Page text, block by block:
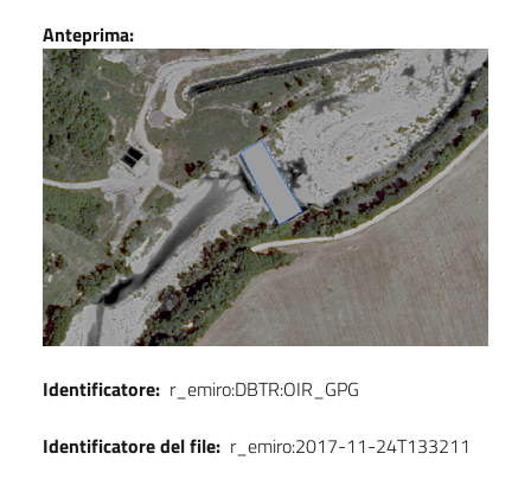
Seguici
su
Dati
Anteprima:
Identificatore: r_emiro:DBTR:OIR_GPG
Identificatore del file: r_emiro:2017-11-24T133211